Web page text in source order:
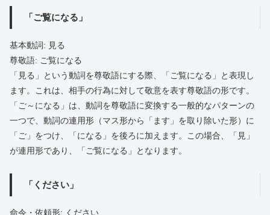
「ご覧になる」
基本動詞: 見る
尊敬語: ご覧になる
「見る」という動詞を尊敬語にする際、「ご覧になる」と表現し
ます。これは、相手の行為に対して敬意を表す尊敬語の形です。
「ご～になる」は、動詞を尊敬語に変換する一般的なパターンの
一つで、動詞の連用形（マス形から「ます」を取り除いた形）に
「ご」をつけ、「になる」を後ろに加えます。この場合、「見」
が連用形であり、「ご覧になる」となります。
「ください」
命令・依頼形: ください